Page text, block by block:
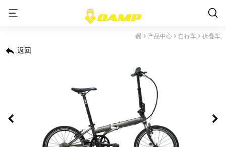
产品中心 自行车 折叠车
返回